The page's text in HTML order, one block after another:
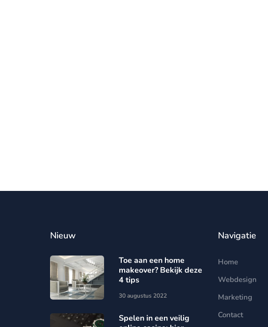
Nieuw
Toe aan een home
makeover? Bekijk deze
4 tips
30 augustus 2022
Spelen in een veilig
Navigatie
Home
Webdesign
Marketing
Contact